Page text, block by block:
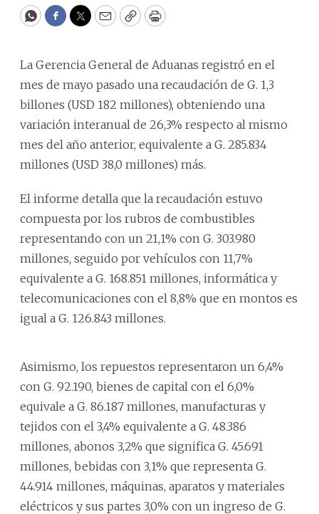
WhatsApp
Facebook
Twitter
EmailCopyPrint
La Gerencia General de Aduanas registró en el
mes de mayo pasado una recaudación de G. 1,3
billones (USD 182 millones), obteniendo una
variación interanual de 26,3% respecto al mismo
mes del año anterior, equivalente a G. 285.834
millones (USD 38,0 millones) más.
El informe detalla que la recaudación estuvo
compuesta por los rubros de combustibles
representando con un 21,1% con G. 303.980
millones, seguido por vehículos con 11,7%
equivalente a G. 168.851 millones, informática y
telecomunicaciones con el 8,8% que en montos es
igual a G. 126.843 millones.
Asimismo, los repuestos representaron un 6,4%
con G. 92.190, bienes de capital con el 6,0%
equivale a G. 86.187 millones, manufacturas y
tejidos con el 3,4% equivalente a G. 48.386
millones, abonos 3,2% que significa G. 45.691
millones, bebidas con 3,1% que representa G.
44.914 millones, máquinas, aparatos y materiales
eléctricos y sus partes 3,0% con un ingreso de G.